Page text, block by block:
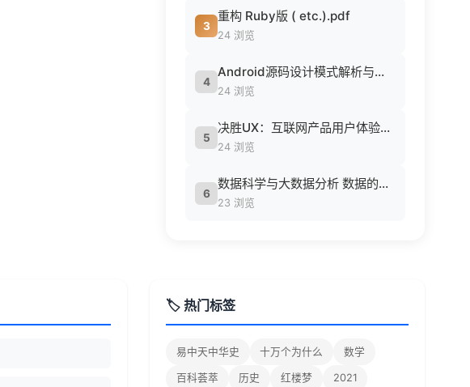
3
重构 Ruby版 ( etc.).pdf
24 浏览
4
Android源码设计模式解析与实战 (何红辉，关爱民著, 何红辉, 关爱民著, 何红辉, 关爱民).pdf
24 浏览
5
决胜UX：互联网产品用户体验策略 ([美] Jaime Levy [[美] Jaime Levy]).epub
24 浏览
6
数据科学与大数据分析 数据的发现 分析 可视化与表示 ( etc.).epub
23 浏览
🏷️ 热门标签
易中天中华史 十万个为什么 数学
百科荟萃 历史 红楼梦 2021